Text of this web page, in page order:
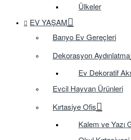
Ülkeler
EV YAŞAM
Banyo Ev Gereçleri
Dekorasyon Aydınlatma
Ev Dekoratif
Evcil Hayvan Ürünleri
Kırtasiye Ofis
Kalem ve Yazı